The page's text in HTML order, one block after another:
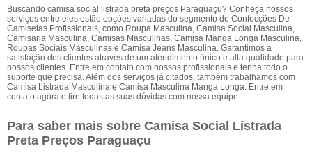
Buscando camisa social listrada preta preços Paraguaçu? Conheça nossos
serviços entre eles estão opções variadas do segmento de Confecções De
Camisetas Profissionais, como Roupa Masculina, Camisa Social Masculina,
Camisaria Masculina, Camisas Masculinas, Camisa Manga Longa Masculina,
Roupas Sociais Masculinas e Camisa Jeans Masculina. Garantimos a
satisfação dos clientes através de um atendimento único e alta qualidade para
nossos clientes. Entre em contato com nossos profissionais e tenha todo o
suporte que precisa. Além dos serviços já citados, também trabalhamos com
Camisa Listrada Masculina e Camisa Masculina Manga Longa. Entre em
contato agora e tire todas as suas dúvidas com nossa equipe.
Para saber mais sobre Camisa Social Listrada
Preta Preços Paraguaçu